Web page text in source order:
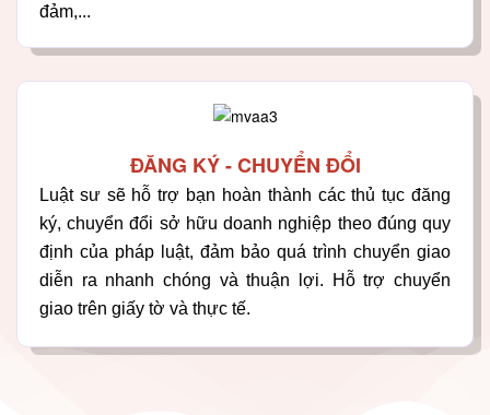
đảm,...
ĐĂNG KÝ - CHUYỂN ĐỔI
Luật sư sẽ hỗ trợ bạn hoàn thành các thủ tục đăng
ký, chuyển đổi sở hữu doanh nghiệp theo đúng quy
định của pháp luật, đảm bảo quá trình chuyển giao
diễn ra nhanh chóng và thuận lợi. Hỗ trợ chuyển
giao trên giấy tờ và thực tế.